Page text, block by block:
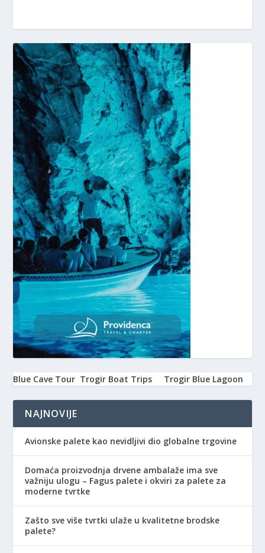
Blue Cave Tour Trogir Boat Trips Trogir Blue Lagoon
NAJNOVIJE
Avionske palete kao nevidljivi dio globalne trgovine
Domaća proizvodnja drvene ambalaže ima sve
važniju ulogu – Fagus palete i okviri za palete za
moderne tvrtke
Zašto sve više tvrtki ulaže u kvalitetne brodske
palete?